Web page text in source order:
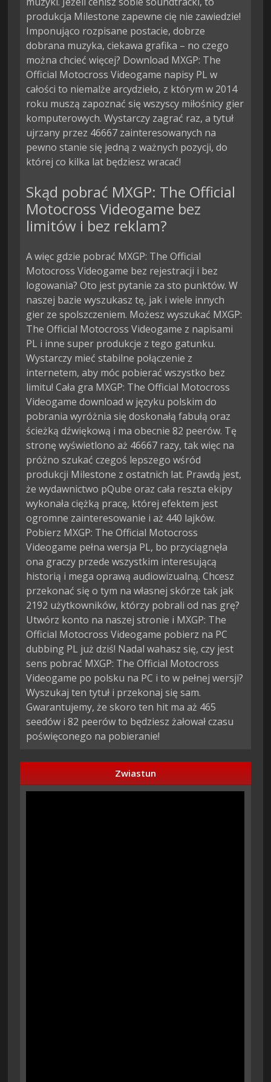
produkcja Milestone zapewne cię nie zawiedzie!
Imponująco rozpisane postacie, dobrze
dobrana muzyka, ciekawa grafika – no czego
można chcieć więcej? Download MXGP: The
Official Motocross Videogame napisy PL w
całości to niemalże arcydzieło, z którym w 2014
roku muszą zapoznać się wszyscy miłośnicy gier
komputerowych. Wystarczy zagrać raz, a tytuł
ujrzany przez 46667 zainteresowanych na
pewno stanie się jedną z ważnych pozycji, do
której co kilka lat będziesz wracać!
Skąd pobrać MXGP: The Official
Motocross Videogame bez
limitów i bez reklam?
A więc gdzie pobrać MXGP: The Official
Motocross Videogame bez rejestracji i bez
logowania? Oto jest pytanie za sto punktów. W
naszej bazie wyszukasz tę, jak i wiele innych
gier ze spolszczeniem. Możesz wyszukać MXGP:
The Official Motocross Videogame z napisami
PL i inne super produkcje z tego gatunku.
Wystarczy mieć stabilne połączenie z
internetem, aby móc pobierać wszystko bez
limitu! Cała gra MXGP: The Official Motocross
Videogame download w języku polskim do
pobrania wyróżnia się doskonałą fabułą oraz
ścieżką dźwiękową i ma obecnie 82 peerów. Tę
stronę wyświetlono aż 46667 razy, tak więc na
próżno szukać czegoś lepszego wśród
produkcji Milestone z ostatnich lat. Prawdą jest,
że wydawnictwo pQube oraz cała reszta ekipy
wykonała ciężką pracę, której efektem jest
ogromne zainteresowanie i aż 440 lajków.
Pobierz MXGP: The Official Motocross
Videogame pełna wersja PL, bo przyciągnęła
ona graczy przede wszystkim interesującą
historią i mega oprawą audiowizualną. Chcesz
przekonać się o tym na własnej skórze tak jak
2192 użytkowników, którzy pobrali od nas grę?
Utwórz konto na naszej stronie i MXGP: The
Official Motocross Videogame pobierz na PC
dubbing PL już dziś! Nadal wahasz się, czy jest
sens pobrać MXGP: The Official Motocross
Videogame po polsku na PC i to w pełnej wersji?
Wyszukaj ten tytuł i przekonaj się sam.
Gwarantujemy, że skoro ten hit ma aż 465
seedów i 82 peerów to będziesz żałował czasu
poświęconego na pobieranie!
Zwiastun